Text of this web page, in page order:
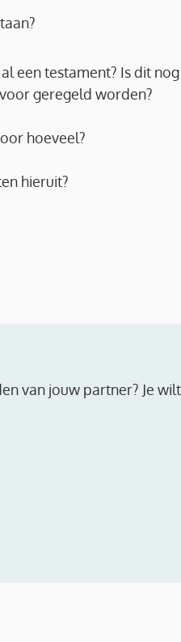
een testament? Is dit
geregeld worden?
hoeveel?
hieruit?
van jouw partner? Je